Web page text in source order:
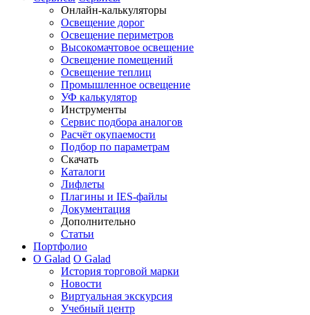
Онлайн-калькуляторы
Освещение дорог
Освещение периметров
Высокомачтовое освещение
Освещение помещений
Освещение теплиц
Промышленное освещение
УФ калькулятор
Инструменты
Сервис подбора аналогов
Расчёт окупаемости
Подбор по параметрам
Скачать
Каталоги
Лифлеты
Плагины и IES-файлы
Документация
Дополнительно
Статьи
Портфолио
О Galad О Galad
История торговой марки
Новости
Виртуальная экскурсия
Учебный центр